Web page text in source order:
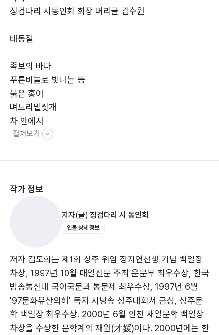
징검다리 시동인회 회장 머리글 김수원
태동철
족보의 바다
푸른비늘로 빛나는 등
붉은 홍어
며느리밑씻개
차 안에서
죽비로 깨우치다
치마
학창의
확
손옥경
펼쳐보기
작가 정보
저자(글) 징검다리 시 동인회
인물 상세 정보
저자 김도희는 제1회 상주 위암 장지연선생 기념 백일장
차상, 1997년 10월 매일신문 주최 운문부 최우수상, 한국
방송통신대 국어국문과 통문제 최우수상, 1997년 6월
'97문화유산의해' 독자 시낭송 상주대회서 금상, 상주문
학 백일장 최우수상. 2000년 6월 인천 새얼문학 백일장
차상을 수상한 문학계의 재원(才媛)이다. 2000년에는 한